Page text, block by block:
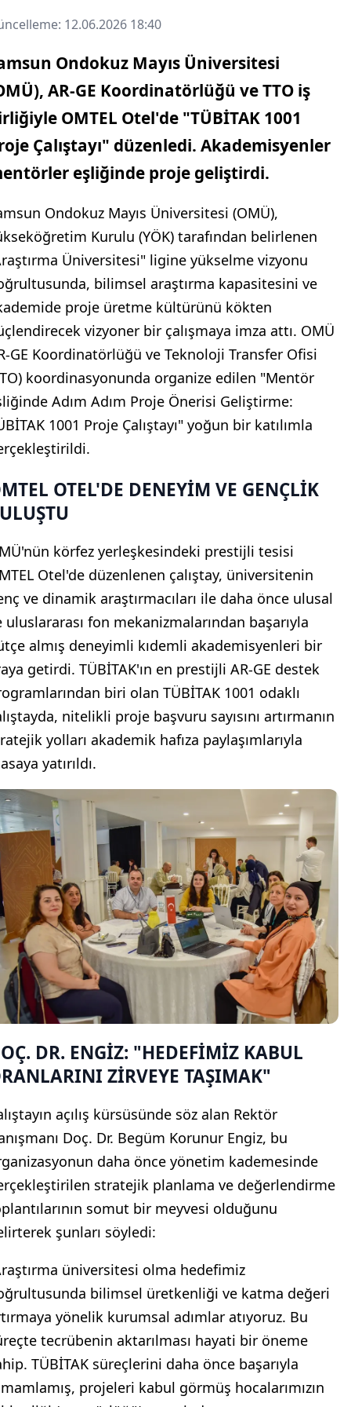
12.06.2026 18:40
Ondokuz Mayıs Üniversitesi
AR-GE Koordinatörlüğü ve TTO iş
OMTEL Otel'de "TÜBİTAK 1001
Çalıştayı" düzenledi. Akademisyenler
eşliğinde proje geliştirdi.
Ondokuz Mayıs Üniversitesi (OMÜ),
Kurulu (YÖK) tarafından belirlenen
Üniversitesi" ligine yükselme vizyonu
bilimsel araştırma kapasitesini ve
proje üretme kültürünü kökten
vizyoner bir çalışmaya imza attı. OMÜ
GE Koordinatörlüğü ve Teknoloji Transfer Ofisi
koordinasyonunda organize edilen "Mentör
Adım Adım Proje Önerisi Geliştirme:
1001 Proje Çalıştayı" yoğun bir katılımla
OTEL'DE DENEYİM VE GENÇLİK
körfez yerleşkesindeki prestijli tesisi
Otel'de düzenlenen çalıştay, üniversitenin
ve dinamik araştırmacıları ile daha önce ulusal
uluslararası fon mekanizmalarından başarıyla
almış deneyimli kıdemli akademisyenleri bir
getirdi. TÜBİTAK'ın en prestijli AR-GE destek
biri olan TÜBİTAK 1001 odaklı
nitelikli proje başvuru sayısını artırmanın
yolları akademik hafıza paylaşımlarıyla
yatırıldı.
DR. ENGİZ: "HEDEFİMİZ KABUL
ZİRVEYE TAŞIMAK"
açılış kürsüsünde söz alan Rektör
Doç. Dr. Begüm Korunur Engiz, bu
daha önce yönetim kademesinde
stratejik planlama ve değerlendirme
somut bir meyvesi olduğunu
şunları söyledi:
üniversitesi olma hedefimiz
bilimsel üretkenliği ve katma değeri
yönelik kurumsal adımlar atıyoruz. Bu
tecrübenin aktarılması hayati bir öneme
TÜBİTAK süreçlerini daha önce başarıyla
projeleri kabul görmüş hocalarımızın